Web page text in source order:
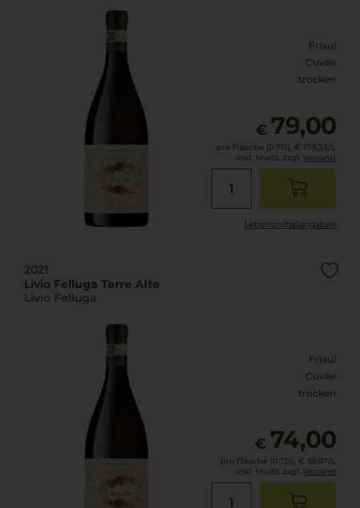
Friaul
Cuvée
trocken
€ 79,00
pro Flasche (0.75l), € 105,33/L
inkl. MwSt. zzgl. Versand
Lebensmittel­angaben
2021
Livio Felluga Terre Alte
Livio Felluga
Friaul
Cuvée
trocken
€ 74,00
pro Flasche (0.75l), € 98,67/L
inkl. MwSt. zzgl. Versand